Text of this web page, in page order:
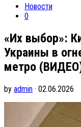
Новости
0
«Их выбор»:
Украины в
метро
by admin · 02.06.2026